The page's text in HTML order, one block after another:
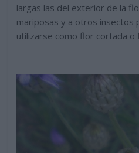
largas las del exterior de la
mariposas y a otros insectos
utilizarse como flor cortada o